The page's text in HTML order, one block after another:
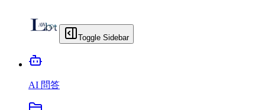
Toggle Sidebar
AI 問答